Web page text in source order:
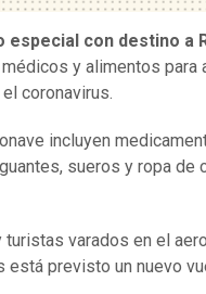
especial con destino a
y alimentos para
coronavirus.
incluyen
sueros y ropa de
varados en el
previsto un nuevo